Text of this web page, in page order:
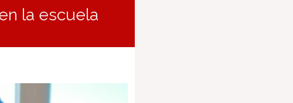
la escuela